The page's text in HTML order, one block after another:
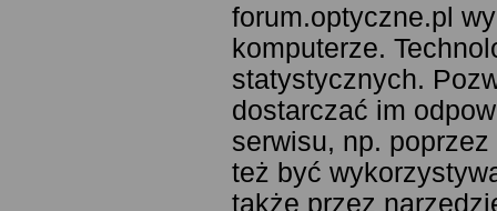
forum.optyczne.pl
komputerze.
statystycznych.
dostarczać im
serwisu, np.
też być
także przez